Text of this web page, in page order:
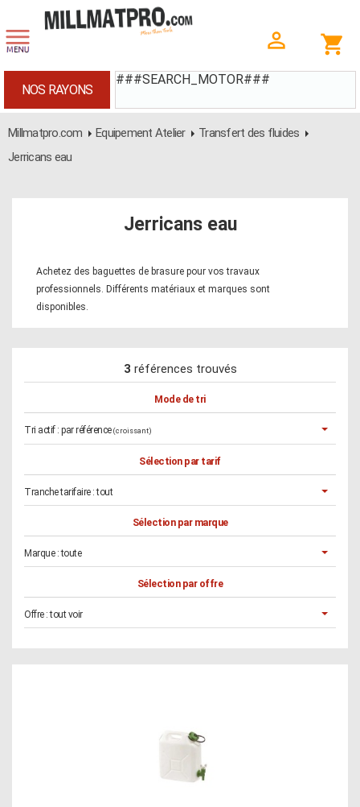
###SEARCH_MOTOR###
NOS RAYONS
Millmatpro.com Equipement Atelier
Transfert des fluides
Jerricans eau
Jerricans eau
Achetez des baguettes de brasure pour vos travaux
professionnels. Différents matériaux et marques sont
disponibles.
3 références trouvés
Mode de tri
Tri actif : par référence (croissant)
Sélection par tarif
Tranche tarifaire :tout
Sélection par marque
Marque :toute
Sélection par offre
Offre :tout voir